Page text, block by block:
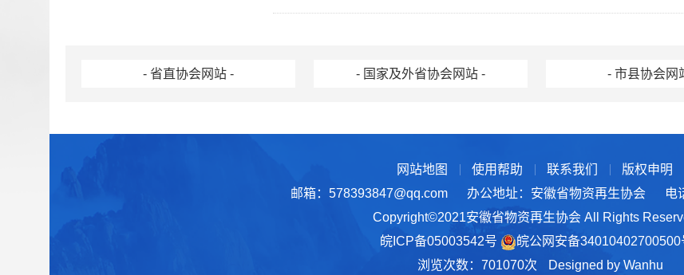
- 省直协会网站 - - 国家及外省协会网站 - - 市县协会网
网站地图 使用帮助 联系我们
版权申明
邮箱：578393847@qq.com
办公地址：安徽省物资再生协会
电
Copyright©2021安徽省物资再生协会 All Rights
皖ICP备05003542号
皖公网安备34010402700500
浏览次数：701070次
Designed by Wanhu